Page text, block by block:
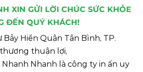
XIN GỬI LỜI CHÚC SỨC KHỎE
ĐẾN QUÝ KHÁCH!
Hiền Quận Tân Bình, TP.
thuận lợi,
Nhanh là công ty in ấn uy